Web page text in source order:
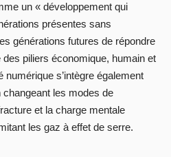
un « développement qui
présentes sans
générations futures de répondre
piliers économique, humain et
s’intègre également
les modes de
et la charge mentale
les gaz à effet de serre.